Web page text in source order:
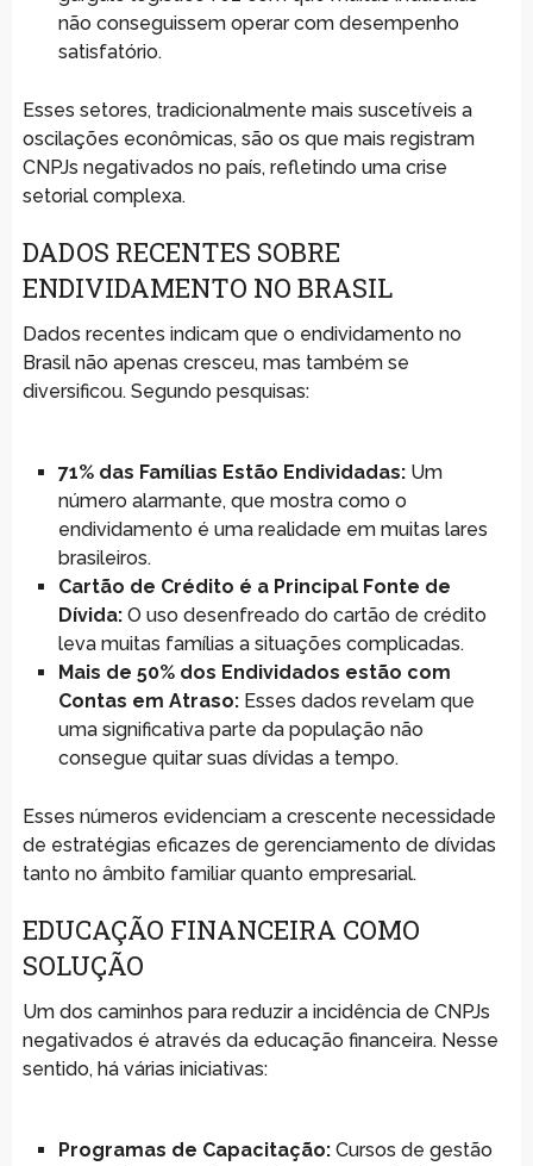
não conseguissem operar com desempenho
satisfatório.
Esses setores, tradicionalmente mais suscetíveis a
oscilações econômicas, são os que mais registram
CNPJs negativados no país, refletindo uma crise
setorial complexa.
DADOS RECENTES SOBRE
ENDIVIDAMENTO NO BRASIL
Dados recentes indicam que o endividamento no
Brasil não apenas cresceu, mas também se
diversificou. Segundo pesquisas:
71% das Famílias Estão Endividadas:Um
número alarmante, que mostra como o
endividamento é uma realidade em muitas lares
brasileiros.
Cartão de Crédito é a Principal Fonte de
Dívida:O uso desenfreado do cartão de crédito
leva muitas famílias a situações complicadas.
Mais de 50% dos Endividados estão com
Contas em Atraso:Esses dados revelam que
uma significativa parte da população não
consegue quitar suas dívidas a tempo.
Esses números evidenciam a crescente necessidade
de estratégias eficazes de gerenciamento de dívidas
tanto no âmbito familiar quanto empresarial.
EDUCAÇÃO FINANCEIRA COMO
SOLUÇÃO
Um dos caminhos para reduzir a incidência de CNPJs
negativados é através da educação financeira. Nesse
sentido, há várias iniciativas:
Programas de Capacitação:Cursos de gestão